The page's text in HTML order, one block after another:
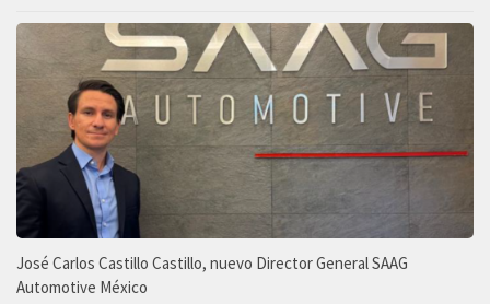
José Carlos Castillo Castillo, nuevo Director General SAAG
Automotive México